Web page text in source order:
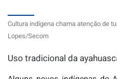
Cultura indígena chama atenção de
Lopes/Secom
Uso tradicional da